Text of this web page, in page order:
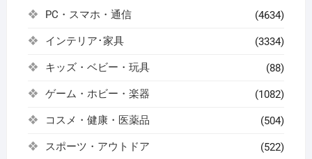
PC・スマホ・通信 (4634)
インテリア･家具 (3334)
キッズ・ベビー・玩具 (88)
ゲーム・ホビー・楽器 (1082)
コスメ・健康・医薬品 (504)
スポーツ・アウトドア (522)